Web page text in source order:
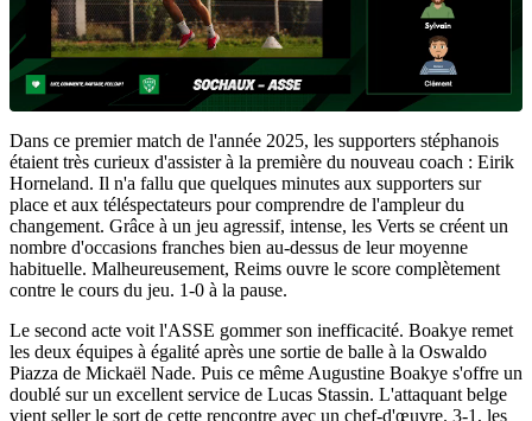
Dans ce premier match de l'année 2025, les supporters stéphanois
étaient très curieux d'assister à la première du nouveau coach : Eirik
Horneland. Il n'a fallu que quelques minutes aux supporters sur
place et aux téléspectateurs pour comprendre de l'ampleur du
changement. Grâce à un jeu agressif, intense, les Verts se créent un
nombre d'occasions franches bien au-dessus de leur moyenne
habituelle. Malheureusement, Reims ouvre le score complètement
contre le cours du jeu. 1-0 à la pause.
Le second acte voit l'ASSE gommer son inefficacité. Boakye remet
les deux équipes à égalité après une sortie de balle à la Oswaldo
Piazza de Mickaël Nade. Puis ce même Augustine Boakye s'offre un
doublé sur un excellent service de Lucas Stassin. L'attaquant belge
vient seller le sort de cette rencontre avec un chef-d'œuvre. 3-1, les